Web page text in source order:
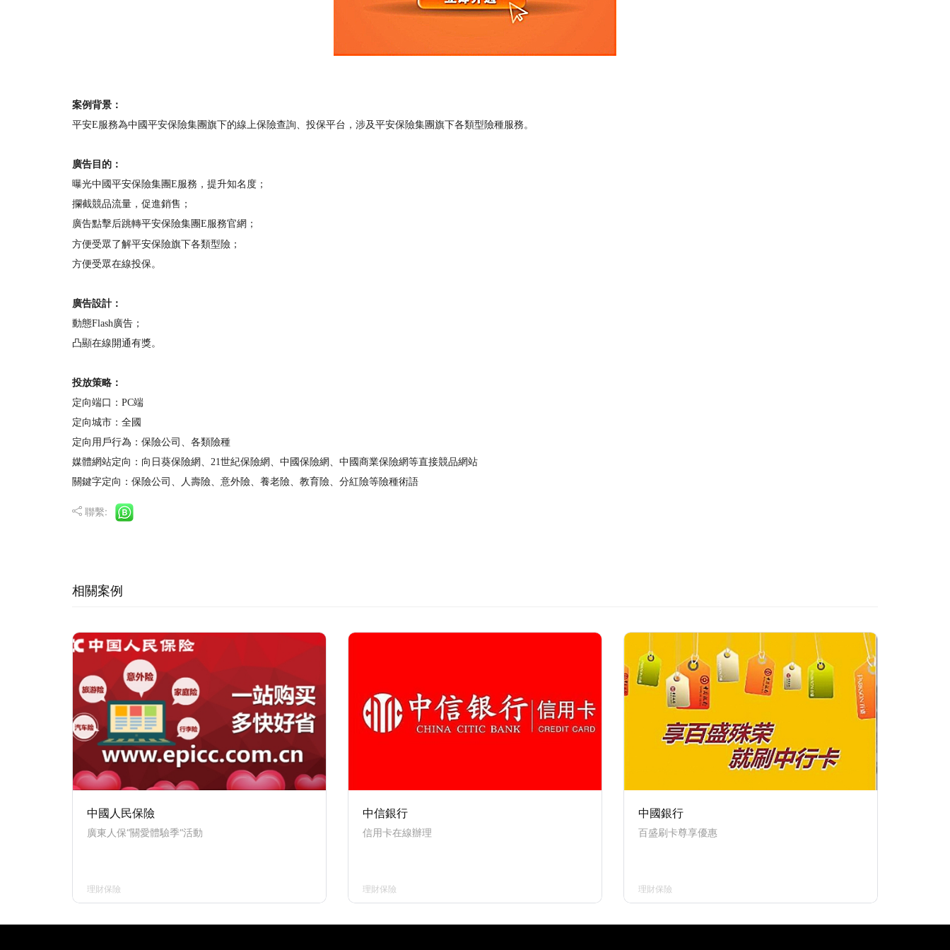
案例背景：
平安E服務為中國平安保險集團旗下的線上保險查詢、投保平台，涉及平安保險集團旗下各類型險種服務。
廣告目的：
曝光中國平安保險集團E服務 ，提升知名度；
攔截競品流量，促進銷售；
廣告點擊后跳轉平安保險集團E服務官網 ；
方便受眾了解平安保險旗下各類型險；
方便受眾在線投保。
廣告設計：
動態Flash廣告；
凸顯在線開通有獎。
投放策略：
定向端口：PC端
定向城市：全國
定向用戶行為：保險公司、各類險種
媒體網站定向 ：向日葵保險網、21世紀保險網、中國保險網、中國商業保險網等直接競品網站
關鍵字定向：保險公司、人壽險、意外險、養老險、教育險、分紅險等險種術語
聯繫:
相關案例
中國人民保險
廣東人保“關愛體驗季“活動
理財保險
中信銀行
信用卡在線辦理
理財保險
中國銀行
百盛刷卡尊享優惠
理財保險